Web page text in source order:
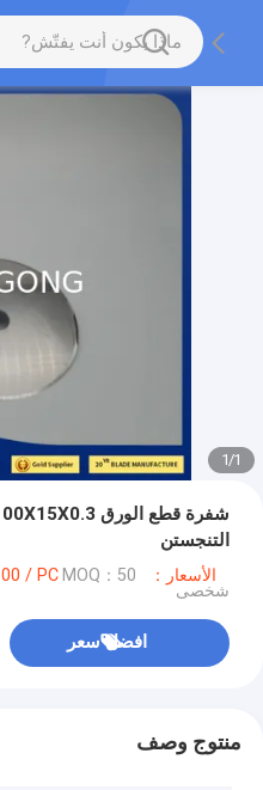
1
/
1
التنجستن
الأسعار：USD 6.00~15.00 / PC
شخصى
افضل سعر
منتوج وصف